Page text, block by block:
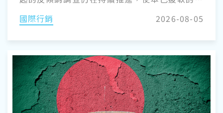
略買家而言，歐盟監管審查、中國宏觀經濟冷卻
成為企業的核心戰略。
國際行銷 2026-08-05